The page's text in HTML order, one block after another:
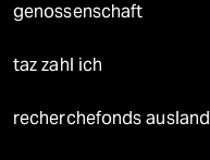
genossenschaft
taz zahl ich
recherchefonds ausland